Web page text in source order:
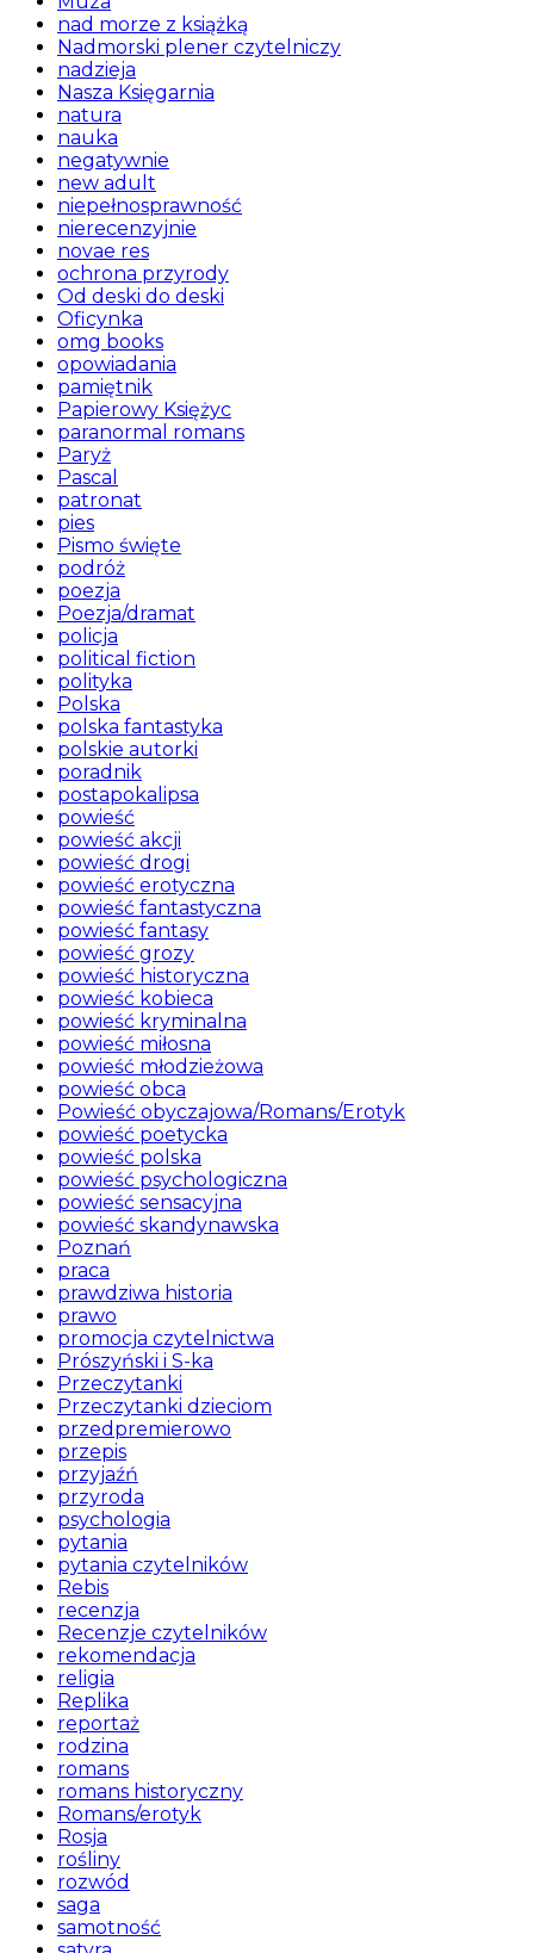
nad morze z książką
Nadmorski plener czytelniczy
nadzieja
Nasza Księgarnia
natura
nauka
negatywnie
new adult
niepełnosprawność
nierecenzyjnie
novae res
ochrona przyrody
Od deski do deski
Oficynka
omg books
opowiadania
pamiętnik
Papierowy Księżyc
paranormal romans
Paryż
Pascal
patronat
pies
Pismo święte
podróż
poezja
Poezja/dramat
policja
political fiction
polityka
Polska
polska fantastyka
polskie autorki
poradnik
postapokalipsa
powieść
powieść akcji
powieść drogi
powieść erotyczna
powieść fantastyczna
powieść fantasy
powieść grozy
powieść historyczna
powieść kobieca
powieść kryminalna
powieść miłosna
powieść młodzieżowa
powieść obca
Powieść obyczajowa/Romans/Erotyk
powieść poetycka
powieść polska
powieść psychologiczna
powieść sensacyjna
powieść skandynawska
Poznań
praca
prawdziwa historia
prawo
promocja czytelnictwa
Prószyński i S-ka
Przeczytanki
Przeczytanki dzieciom
przedpremierowo
przepis
przyjaźń
przyroda
psychologia
pytania
pytania czytelników
Rebis
recenzja
Recenzje czytelników
rekomendacja
religia
Replika
reportaż
rodzina
romans
romans historyczny
Romans/erotyk
Rosja
rośliny
rozwód
saga
samotność